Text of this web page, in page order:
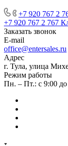
+7 920 767 2
+7 920 767 2 767
Заказать звонок
E-mail
office@entersales.ru
Адрес
г. Тула, улица
Режим работы
Пн. – Пт.: с 9:00 до